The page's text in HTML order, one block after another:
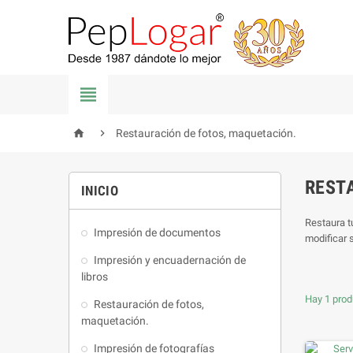

  Restauración de fotos, maquetación.
INICIO
Impresión de documentos
Impresión y encuadernación de
libros
Restauración de fotos,
maquetación.
Impresión de fotografías
Restaura
modificar
Hay 1